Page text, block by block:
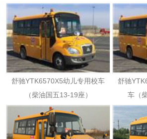
舒驰YTK6570X5幼儿专用校车
（柴油国五13-19座）
舒驰
车（